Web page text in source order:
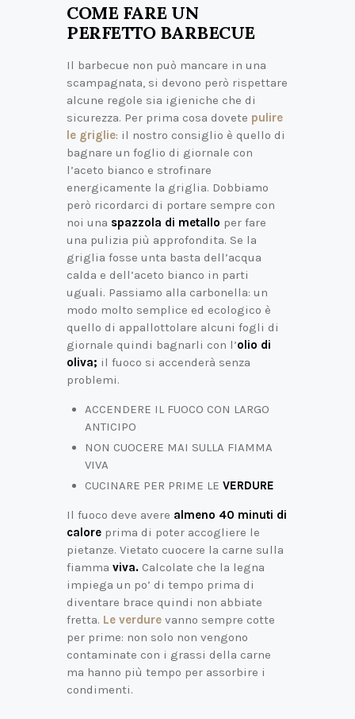
COME FARE UN
PERFETTO BARBECUE
Il barbecue non può mancare in una
scampagnata, si devono però rispettare
alcune regole sia igieniche che di
sicurezza. Per prima cosa dovete pulire
le griglie: il nostro consiglio è quello di
bagnare un foglio di giornale con
l’aceto bianco e strofinare
energicamente la griglia. Dobbiamo
però ricordarci di portare sempre con
noi una spazzola di metallo per fare
una pulizia più approfondita. Se la
griglia fosse unta basta dell’acqua
calda e dell’aceto bianco in parti
uguali. Passiamo alla carbonella: un
modo molto semplice ed ecologico è
quello di appallottolare alcuni fogli di
giornale quindi bagnarli con l’olio di
oliva; il fuoco si accenderà senza
problemi.
ACCENDERE IL FUOCO CON LARGO
ANTICIPO
NON CUOCERE MAI SULLA FIAMMA
VIVA
CUCINARE PER PRIME LE VERDURE
Il fuoco deve avere almeno 40 minuti di
calore prima di poter accogliere le
pietanze. Vietato cuocere la carne sulla
fiamma viva. Calcolate che la legna
impiega un po’ di tempo prima di
diventare brace quindi non abbiate
fretta. Le verdure vanno sempre cotte
per prime: non solo non vengono
contaminate con i grassi della carne
ma hanno più tempo per assorbire i
condimenti.